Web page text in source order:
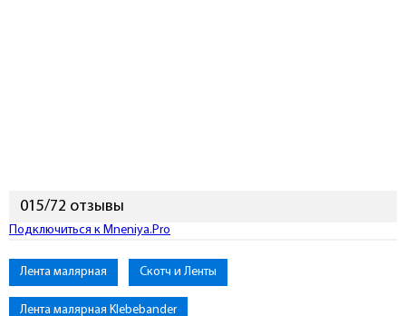
015/72 отзывы
Подключиться к Mneniya.Pro
Лента малярная Скотч и Ленты
Лента малярная Klebebander